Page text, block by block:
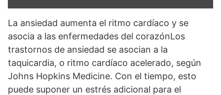
La ansiedad aumenta el ritmo cardíaco y se
asocia a las enfermedades del corazónLos
trastornos de ansiedad se asocian a la
taquicardia, o ritmo cardíaco acelerado, según
Johns Hopkins Medicine. Con el tiempo, esto
puede suponer un estrés adicional para el